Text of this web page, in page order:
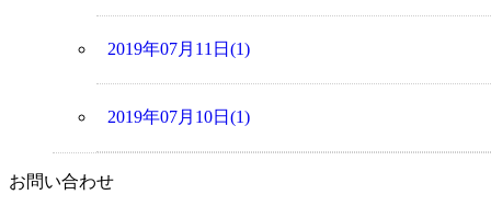
2019年07月11日(1)
2019年07月10日(1)
お問い合わせ